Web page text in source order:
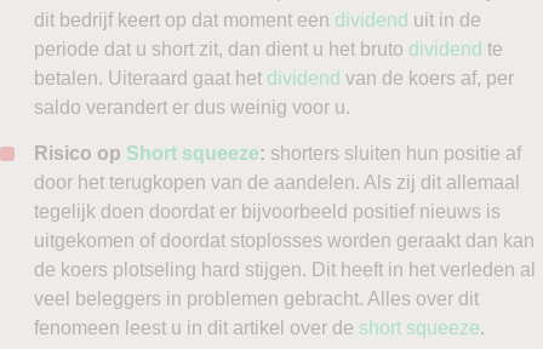
dit bedrijf keert op dat moment een dividend uit in de
periode dat u short zit, dan dient u het bruto dividend te
betalen. Uiteraard gaat het dividend van de koers af, per
saldo verandert er dus weinig voor u.
Risico op Short squeeze: shorters sluiten hun positie af
door het terugkopen van de aandelen. Als zij dit allemaal
tegelijk doen doordat er bijvoorbeeld positief nieuws is
uitgekomen of doordat stoplosses worden geraakt dan kan
de koers plotseling hard stijgen. Dit heeft in het verleden al
veel beleggers in problemen gebracht. Alles over dit
fenomeen leest u in dit artikel over de short squeeze.